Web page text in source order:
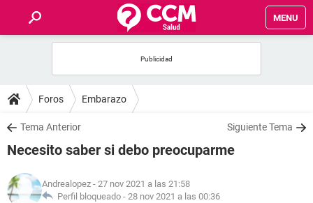
MENU
FOROS
SALUD
NUTRICIÓN
Foros Embarazo
Tema Anterior Siguiente Tema
Necesito saber si debo preocuparme
Andrealopez - 27 nov 2021 a las 21:58
Perfil bloqueado - 28 nov 2021 a las 00:36